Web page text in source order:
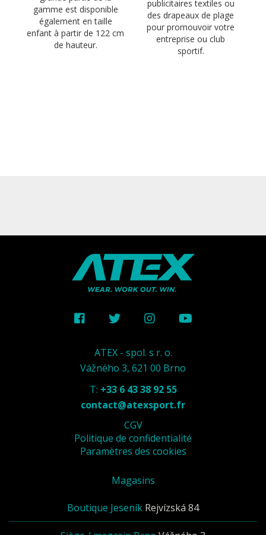
gamme est disponible
également en taille
enfant à partir de 122 cm
de hauteur.
publicitaires textiles ou
des drapeaux de plage
pour promouvoir votre
entreprise ou club
sportif.
ATEX - spol. s r. o.
Vážného 3, 621 00 Brno
T: +33 6 43 38 92 55
contact@atexsport.fr
CGV
Politique de confidentialité
Paramètres des cookies
Magasins
Boutique Jeseník Rejvízská 84